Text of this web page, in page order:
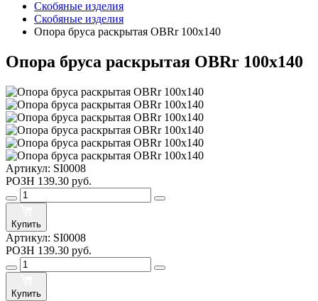
Скобяные изделия
Скобяные изделия
Опора бруса раскрытая OBRr 100х140
Опора бруса раскрытая OBRr 100х140
Артикул: SI0008
РОЗН 139.30 руб.
Купить
Артикул: SI0008
РОЗН 139.30 руб.
Купить